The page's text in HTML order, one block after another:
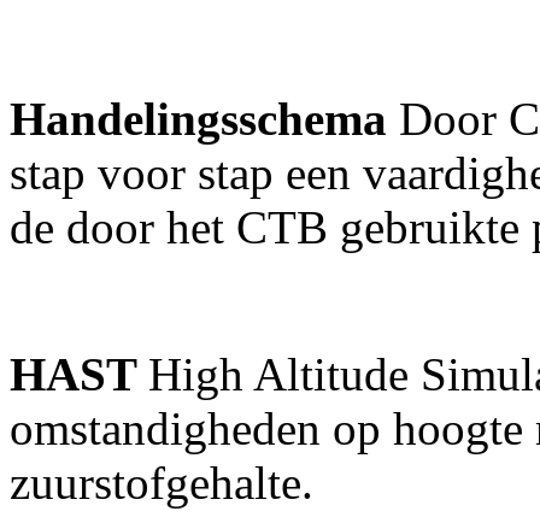
Handelingsschema Door
stap voor stap een
de door het CTB gebruikte
HAST High Altitude
omstandigheden op
zuurstofgehalte.